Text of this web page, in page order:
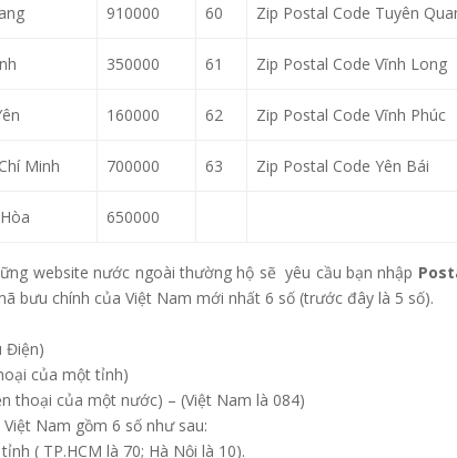
910000 60 Zip Postal Code Tuyên
350000 61 Zip Postal Code Vĩnh Long
160000 62 Zip Postal Code Vĩnh Phúc
Minh 700000 63 Zip Postal Code Yên Bái
650000
website nước ngoài thường hộ sẽ yêu cầu bạn nhập
bưu chính của Việt Nam mới nhất 6 số (trước đây là 5 số).
Điện)
của một tỉnh)
thoại của một nước) – (Việt Nam là 084)
Nam gồm 6 số như sau:
( TP.HCM là 70; Hà Nội là 10).